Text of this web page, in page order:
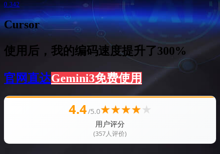
0 342
Cursor
使用后，我的编码速度提升了300%
官网直达Gemini3免费使用
4.4/5.0★★★★★
用户评分
(357人评价)